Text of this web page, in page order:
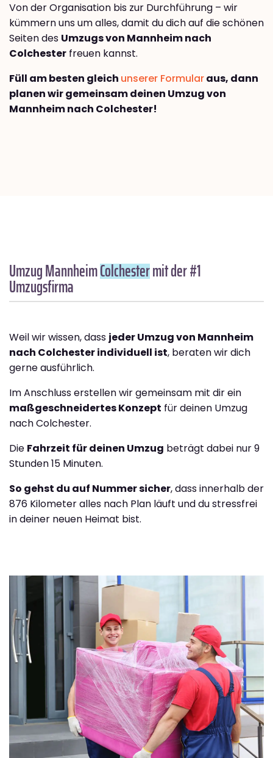
Von der Organisation bis zur Durchführung – wir
kümmern uns um alles, damit du dich auf die schönen
Seiten des Umzugs von Mannheim nach
Colchester freuen kannst.
Füll am besten gleich unserer Formularaus, dann
planen wir gemeinsam deinen Umzug von
Mannheim nach Colchester!
Umzug MannheimColchestermit der #1
Umzugsfirma
Weil wir wissen, dass jeder Umzug von Mannheim
nach Colchester individuell ist, beraten wir dich
gerne ausführlich.
Im Anschluss erstellen wir gemeinsam mit dir ein
maßgeschneidertes Konzept für deinen Umzug
nach Colchester.
Die Fahrzeit für deinen Umzug beträgt dabei nur 9
Stunden 15 Minuten.
So gehst du auf Nummer sicher, dass innerhalb der
876 Kilometer alles nach Plan läuft und du stressfrei
in deiner neuen Heimat bist.